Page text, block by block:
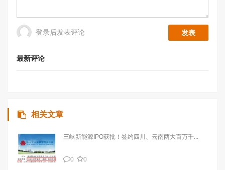
登录后发表评论
最新评论
相关文章
三峡新能源IPO获批！签约四川、云南两大百万千...
0 0